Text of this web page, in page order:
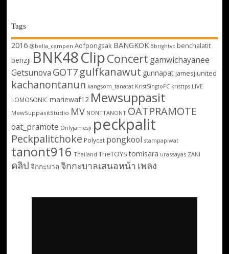
Tags
2016 @bella_campen Aofpongsak BANGKOK Bbrightvc benchalatit
benzji BNK48ClipConcert gamwichayanee
Getsunova GOT7 gulfkanawut gunnapat jamesjiunited
kachanontanun kangsom_tanatat KristSingtoFC kristtps LIVE
LOMOSONIC mariewaf12 Mewsuppasit
MewSuppasitStudio MV NONTTANONT OATPRAMOTE
oat_pramote Onlyjamesji peckpalit
Peckpalitchoke Polycat pongkool stampapiwat
tanont916 Thailand TheTOYS tomisara urassayas ZANI
คลิป จิกกะบาลจิกกะบาลเสนอหน้า เพลง